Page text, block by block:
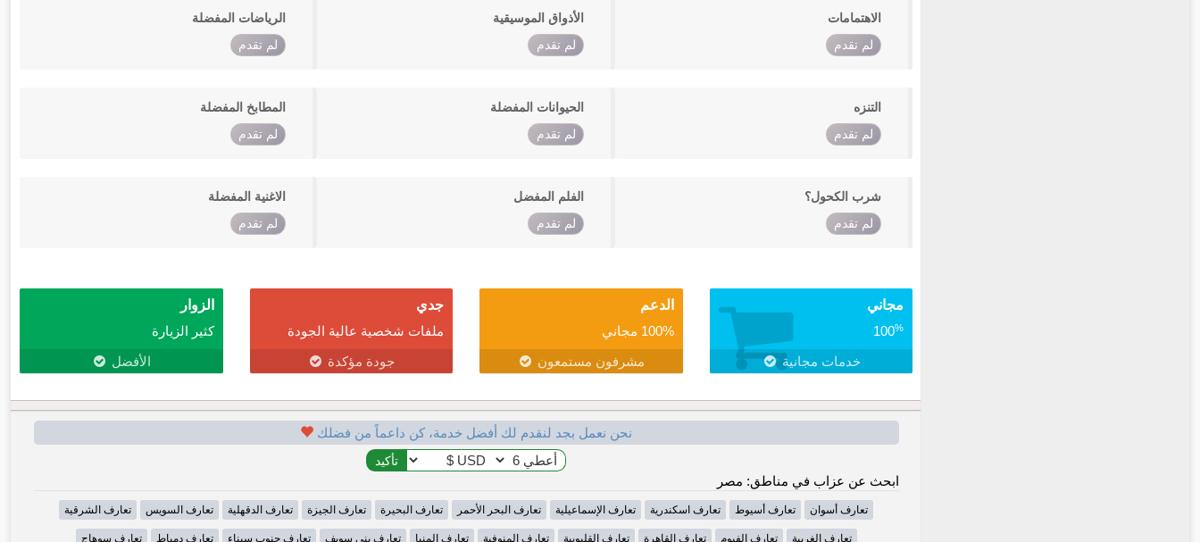
الاهتمامات
لم تقدم
الأذواق الموسيقية
لم تقدم
الرياضات المفضلة
لم تقدم
التنزه
لم تقدم
الحيوانات المفضلة
لم تقدم
المطابخ المفضلة
لم تقدم
شرب الكحول؟
لم تقدم
الفلم المفضل
لم تقدم
الاغنية المفضلة
لم تقدم
مجاني
100%
خدمات مجانية
الدعم
100% مجاني
مشرفون مستمعون
جدي
ملفات شخصية عالية الجودة
جودة مؤكدة
الزوار
كثير الزيارة
الأفضل
نحن نعمل بجد لنقدم لك أفضل خدمة، كن داعماً من فضلك
ابحث عن عزاب في مناطق: مصر
تعارف أسوان تعارف أسيوط تعارف اسكندرية تعارف الإسماعيلية تعارف البحر الأحمر تعارف البحيرة تعارف الجيزة تعارف الدقهلية تعارف السويس تعارف الشرقية
تعارف الغربية تعارف الفيوم تعارف القاهرة تعارف القليوبية تعارف المنوفية تعارف المنيا تعارف بني سويف تعارف جنوب سيناء تعارف دمياط تعارف سوهاج